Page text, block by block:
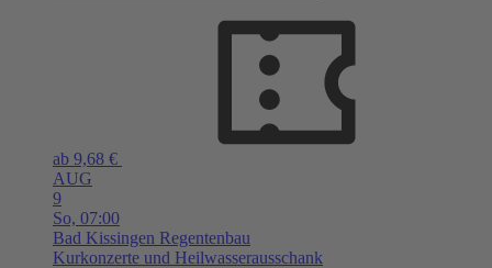
ab 9,68 €
AUG
9
So, 07:00
Bad Kissingen Regentenbau
Kurkonzerte und Heilwasserausschank